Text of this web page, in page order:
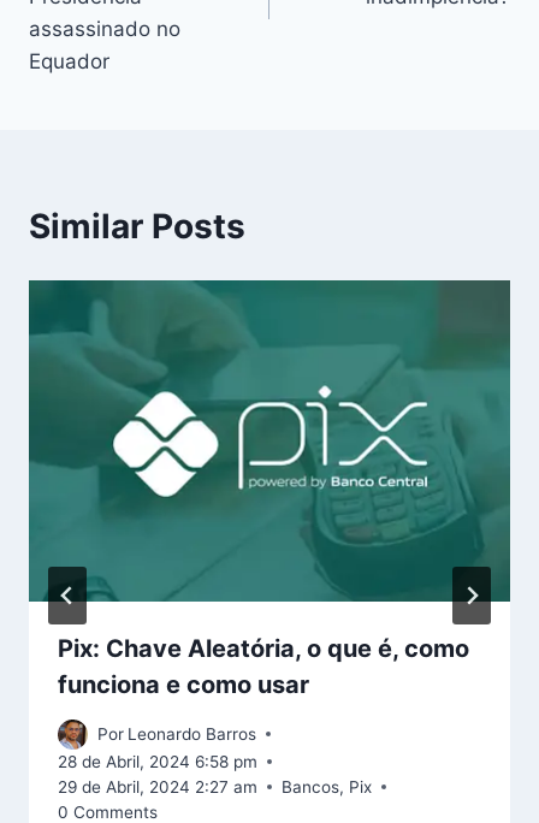
assassinado no
Equador
Similar Posts
Pix: Chave Aleatória, o que é, como
funciona e como usar
Por Leonardo Barros
28 de Abril, 2024 6:58 pm
29 de Abril, 2024 2:27 am
Bancos, Pix
0 Comments